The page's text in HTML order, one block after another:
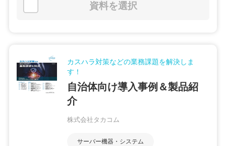
資料を選択
カスハラ対策などの業務課題を解決しま
す！
自治体向け導入事例＆製品紹
介
株式会社タカコム
サーバー機器・システム